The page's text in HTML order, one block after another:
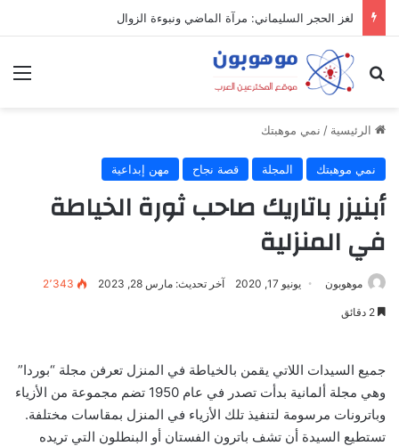
لغز الحجر السليماني: مرآة الماضي ونبوءة الزوال
بحث عن
الرئيسية / نمي موهبتك
نمي موهبتك المجلة قصة نجاح مهن إبداعية
أبنيزر باتاريك صاحب ثورة الخياطة
في المنزلية
موهوبون يونيو 17, 2020 آخر تحديث: مارس 28, 2023 2٬343
جميع السيدات اللاتي يقمن بالخياطة في المنزل تعرفن مجلة “بوردا”
وهي مجلة ألمانية بدأت تصدر في عام 1950 تضم مجموعة من الأزياء
وباترونات مرسومة لتنفيذ تلك الأزياء في المنزل بمقاسات مختلفة.
تستطيع السيدة أن تشف باترون الفستان أو البنطلون التي تريده